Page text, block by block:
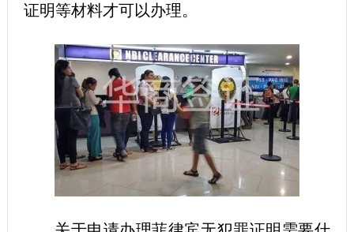
证明等材料才可以办理。